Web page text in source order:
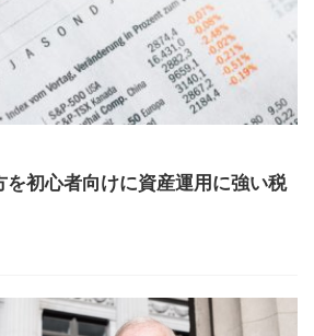
を初心者向けに資産運用に強い税